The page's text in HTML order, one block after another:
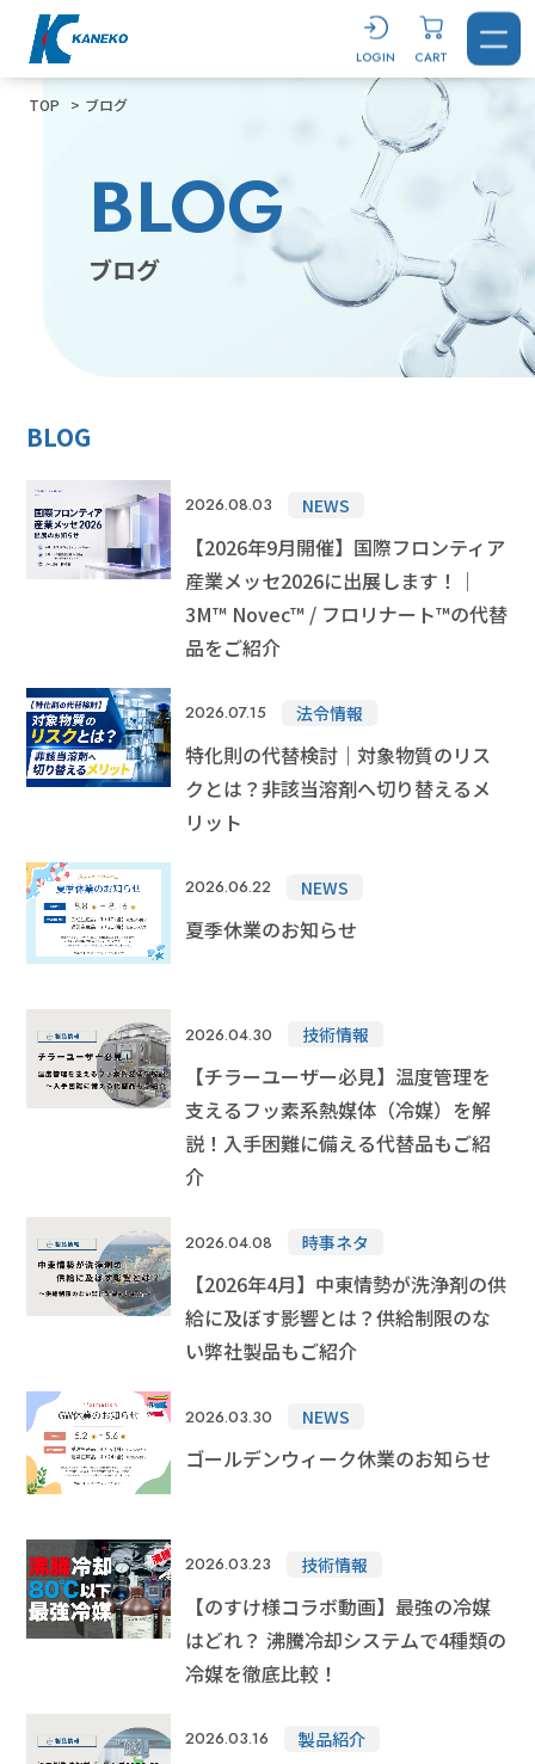
CART
LOGIN
CONTACT LOGIN CART
洗浄剤
すべてを見る
汚れから探す
鉱物油・加工油
シリコーンオイル
パーティクル・ほこり
水溶性加工油
フッ素オイル
フラックス
未硬化樹脂
シリコーンオイル
その他
用途から探す
脱脂洗浄 蒸気洗浄
乾燥・水切り
フラックス洗浄
手拭き洗浄
設備洗浄
キーワードから選ぶ
#コスト最優先！
#洗浄力・溶解力重視（油・樹脂汚れ
#洗浄力重視（水溶性・複合汚れ）
#消防法/有機則非該当
#法規制の少ないものを使いたい
#作業者の健康面を重視
#乾燥性重視
#塩素系・炭化水素系代替
#臭素系代替
#フォンブリンオイルを洗浄したい
#塗装・ゴム・樹脂への影響が少ない
溶解剤
すべてを見る
樹脂から選ぶ
ウレタン
シリコーン
ポリアミド・ナイロン
ABS・ポリカーボネート
ポリイミド・ポリアミドイミド
ポリアセタール(POM)
PET・PBT
用途から探す
樹脂溶解・膨潤・剥離・除去
接着・溶着
3Dプリンタースムージング
すすぎ洗い・リンス
キーワードから選ぶ
#樹脂の種類がわからない
#耐溶剤性の低い樹脂への汎用品
#樹脂同士を接着したい
#封止剤を除去したい
#溶ける様子を確認したい
#塩化メチレン代替
#金属の被覆を除去したい
#太陽光パネルを分離したい
機能性液体
すべてを見る
用途から探す
希釈剤
液浸冷却
キーワードから選ぶ
#Novecの代替を探している
#フロリナートの代替を探している
#フッ素オイルを希釈・溶解したい
#フッ素樹脂を分散させたい
#環境に配慮した溶剤
#ドライアイスより低温の冷媒
#-130℃より凝固点の低い液体
おすすめ製品診断
ブログ
FAQ
見積書・請求書の発行について
配送・送料について
返品について
特定商取引法に基づく表記
プライバシーポリシー
TOP ブログ
BLOG
ブログ
BLOG
2026.08.03 NEWS
【2026年9月開催】国際フロンティア
産業メッセ2026に出展します！｜
3M™ Novec™ / フロリナート™の代替
品をご紹介
2026.07.15 法令情報
特化則の代替検討｜対象物質のリス
クとは？非該当溶剤へ切り替えるメ
リット
2026.06.22 NEWS
夏季休業のお知らせ
2026.04.30 技術情報
【チラーユーザー必見】温度管理を
支えるフッ素系熱媒体（冷媒）を解
説！入手困難に備える代替品もご紹
介
2026.04.08 時事ネタ
【2026年4月】中東情勢が洗浄剤の供
給に及ぼす影響とは？供給制限のな
い弊社製品もご紹介
2026.03.30 NEWS
ゴールデンウィーク休業のお知らせ
2026.03.23 技術情報
【のすけ様コラボ動画】最強の冷媒
はどれ？ 沸騰冷却システムで4種類の
冷媒を徹底比較！
2026.03.16 製品紹介